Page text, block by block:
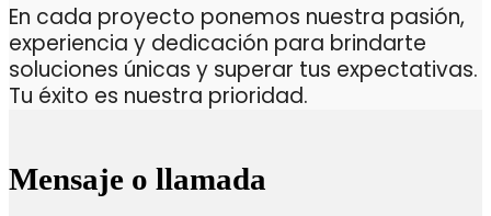
En cada proyecto ponemos nuestra pasión,
experiencia y dedicación para brindarte
soluciones únicas y superar tus expectativas.
Tu éxito es nuestra prioridad.
Mensaje o llamada